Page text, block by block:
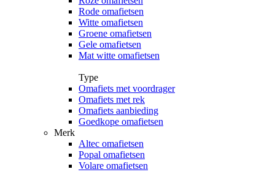
Rode omafietsen
Witte omafietsen
Groene omafietsen
Gele omafietsen
Mat witte omafietsen
Type
Omafiets met voordrager
Omafiets met rek
Omafiets aanbieding
Goedkope omafietsen
Merk
Altec omafietsen
Popal omafietsen
Volare omafietsen